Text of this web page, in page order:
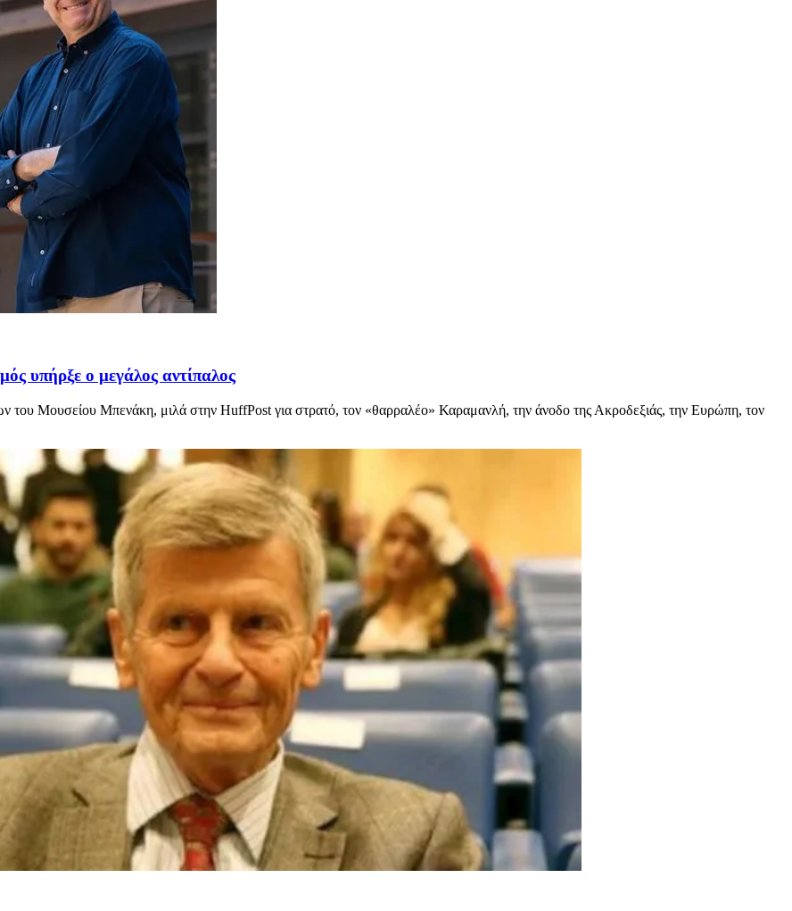
υπήρξε ο μεγάλος αντίπαλος
του Μουσείου Μπενάκη, μιλά στην HuffPost για στρατό, τον «θαρραλέο» Καραμανλή, την άνοδο της Ακροδεξιάς, την Ευρώπη, τον